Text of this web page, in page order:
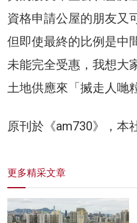
資格申請公屋的朋友又
但即使最終的比例是中
未能完全受惠，我想大
土地供應來「搣走人哋
原刊於《am730》，本
更多精采文章